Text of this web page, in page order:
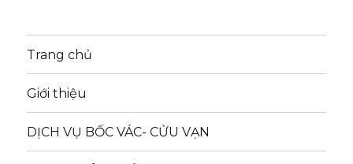
Trang chủ
Giới thiệu
DỊCH VỤ BỐC VÁC- CỬU VẠN